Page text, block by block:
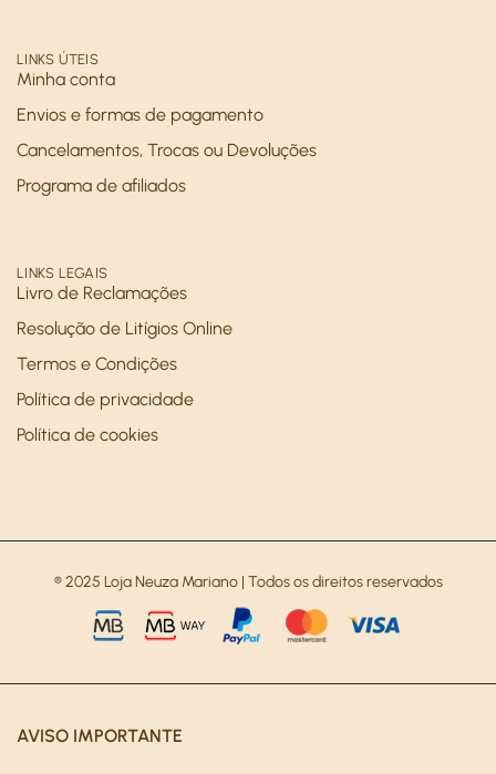
LINKS ÚTEIS
Minha conta
Envios e formas de pagamento
Cancelamentos, Trocas ou Devoluções
Programa de afiliados
LINKS LEGAIS
Livro de Reclamações
Resolução de Litígios Online
Termos e Condições
Política de privacidade
Política de cookies
® 2025 Loja Neuza Mariano | Todos os direitos reservados
AVISO IMPORTANTE